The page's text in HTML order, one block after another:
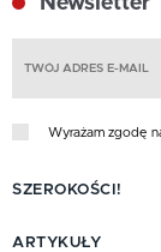
Wyrażam zgodę
SZEROKOŚCI!
ARTYKUŁY